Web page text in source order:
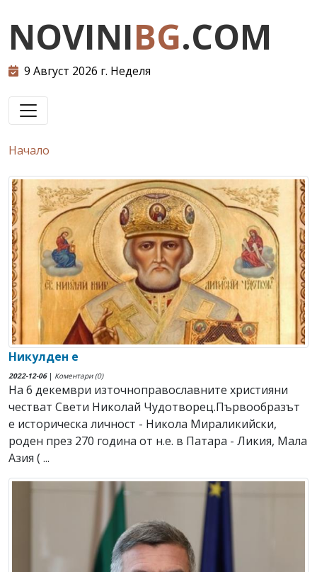
NOVINIBG.COM
9 Август 2026 г. Неделя
Начало
Никулден е
2022-12-06| Коментари (0)
На 6 декември източноправославните християни
честват Свeти Николай Чудотворец.Първообразът
е историческа личност - Никола Мираликийски,
роден през 270 година от н.е. в Патара - Ликия, Мала
Азия ( ...